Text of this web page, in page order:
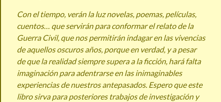
Con el tiempo, verán la luz novelas, poemas, películas,
cuentos… que servirán para conformar el relato de la
Guerra Civil, que nos permitirán indagar en las vivencias
de aquellos oscuros años, porque en verdad, y a pesar
de que la realidad siempre supera a la ficción, hará falta
imaginación para adentrarse en las inimaginables
experiencias de nuestros antepasados. Espero que este
libro sirva para posteriores trabajos de investigación y